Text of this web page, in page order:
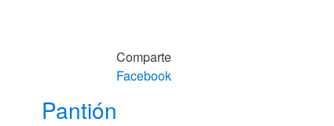
Comparte
Facebook
Pantión